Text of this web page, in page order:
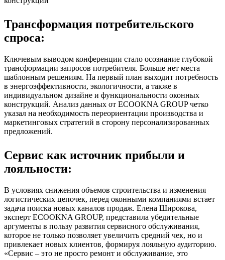
Трансформация потребительского
спроса:
Ключевым выводом конференции стало осознание глубокой
трансформации запросов потребителя. Больше нет места
шаблонным решениям. На первый план выходит потребность
в энергоэффективности, экологичности, а также в
индивидуальном дизайне и функциональности оконных
конструкций. Анализ данных от ECOOKNA GROUP четко
указал на необходимость переориентации производства и
маркетинговых стратегий в сторону персонализированных
предложений.
Сервис как источник прибыли и
лояльности:
В условиях снижения объемов строительства и изменения
логистических цепочек, перед оконными компаниями встает
задача поиска новых каналов продаж. Елена Широкова,
эксперт ECOOKNA GROUP, представила убедительные
аргументы в пользу развития сервисного обслуживания,
которое не только позволяет увеличить средний чек, но и
привлекает новых клиентов, формируя лояльную аудиторию.
«Сервис – это не просто ремонт и обслуживание, это